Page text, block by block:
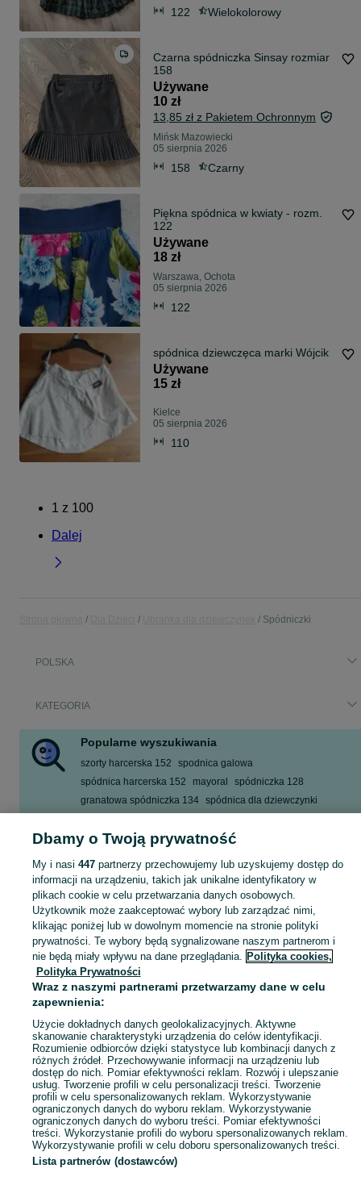
122 Wielokolorowy
Czarna spódniczka Sinsay rozmiar
158
Używane
10 zł
13,85 zł z Pakietem Ochronnym
Mińsk Mazowiecki
05 sierpnia 2026
158 Czarny
Piękna spódnica w kwiaty - rozm.
122
Używane
18 zł
Warszawa, Ochota
05 sierpnia 2026
122
spódnica dziewczęca marki Wójcik
Używane
15 zł
Kielce
05 sierpnia 2026
110
1 z 100
Dalej
Spódniczki
POLSKA
KATEGORIA
Popularne wyszukiwania
szorty harcerska 152
spodnica galowa
spódnica harcerska 152
mayoral
spódniczka 128
granatowa spódniczka 134 spódnica dla dziewczynki
Zobacz Więcej
garnitur dla dziewczynki,spodnie dzwony dla dziewczynki,strój Zobacz
Mapa kategorii
Mapa miejscowości
Mapa ministron
Popularne wyszukiwania
Dbamy o Twoją prywatność
My i nasi 447partnerzy przechowujemy lub uzyskujemy dostęp do
informacji na urządzeniu, takich jak unikalne identyfikatory w
plikach cookie w celu przetwarzania danych osobowych.
Użytkownik może zaakceptować wybory lub zarządzać nimi,
klikając poniżej lub w dowolnym momencie na stronie polityki
prywatności. Te wybory będą sygnalizowane naszym partnerom i
nie będą miały wpływu na dane przeglądania. Polityka cookies,
Polityka Prywatności
Wraz z naszymi partnerami przetwarzamy dane w celu
zapewnienia:
Użycie dokładnych danych geolokalizacyjnych. Aktywne
skanowanie charakterystyki urządzenia do celów identyfikacji.
Rozumienie odbiorców dzięki statystyce lub kombinacji danych z
różnych źródeł. Przechowywanie informacji na urządzeniu lub
dostęp do nich. Pomiar efektywności reklam. Rozwój i ulepszanie
usług. Tworzenie profili w celu personalizacji treści. Tworzenie
profili w celu spersonalizowanych reklam. Wykorzystywanie
ograniczonych danych do wyboru reklam. Wykorzystywanie
ograniczonych danych do wyboru treści. Pomiar efektywności
treści. Wykorzystanie profili do wyboru spersonalizowanych reklam.
Wykorzystywanie profili w celu doboru spersonalizowanych treści.
Lista partnerów (dostawców)